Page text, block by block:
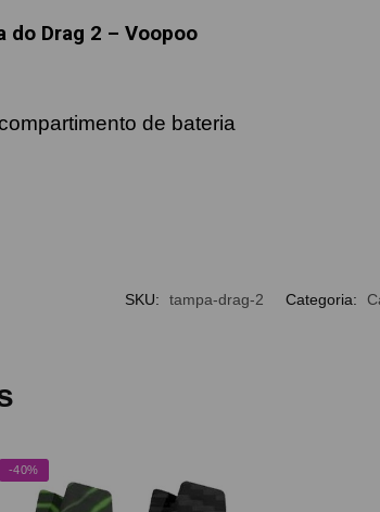
do Drag 2 – Voopoo
de bateria
SKU: tampa-drag-2 Categoria:
-40%